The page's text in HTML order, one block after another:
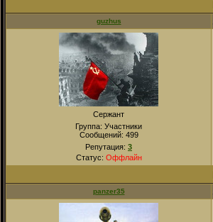
guzhus
Сержант
Группа: Участники
Сообщений: 499
Репутация: 3
Статус: Оффлайн
panzer35